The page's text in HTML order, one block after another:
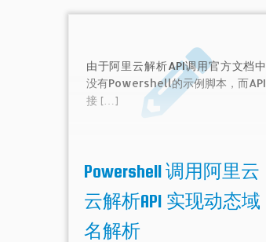
由于阿里云解析API调用官方文档中
没有Powershell的示例脚本，而API
接 […]
Powershell 调用阿里云
云解析API 实现动态域
名解析